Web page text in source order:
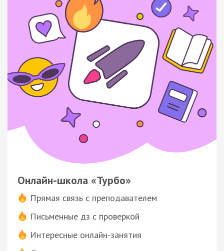
Онлайн-школа «Турбо»
Прямая связь с преподавателем
Письменные дз с проверкой
Интересные онлайн-занятия